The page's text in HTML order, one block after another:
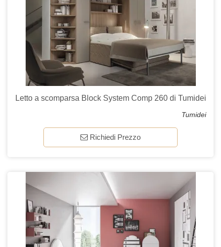
Letto a scomparsa Block System Comp 260 di Tumidei
Tumidei
Richiedi Prezzo